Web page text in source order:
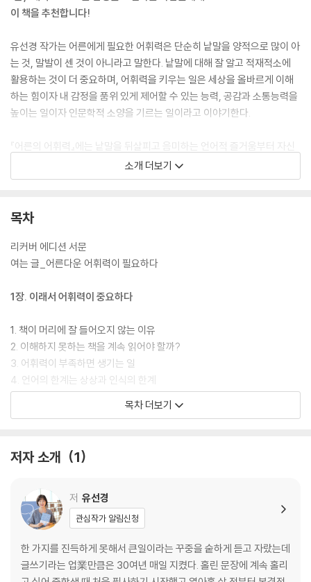
이 책을 추천합니다!
유선경 작가는 어른에게 필요한 어휘력은 단순히 낱말을 양적으로 많이 아
는 것, 말발이 센 것이 아니라고 말한다. 낱말에 대해 잘 알고 적재적소에
활용하는 것이 더 중요하며, 어휘력을 키우는 일은 세상을 올바르게 이해
하는 힘이자 내 감정을 품위 있게 제어할 수 있는 능력, 공감과 소통능력을
높이는 일이자 인문학적 소양을 기르는 일이라고 이야기한다.
『어른의 어휘력』에는 낱말을 뒤살피고 음미하는 언어적 즐거움부터 자신
의 생각과 감정을 적절한 어휘로 표현하는 기쁨, 대상과 사물에 대한 새로
운 시각을 깨우는 흥분, 타인의 마음을 두드리는 설렘으로 가득하다. 또 작
을 읽는 것만으로도 미처 발견하지 못했던 수많은 어휘를 발견하는 희열을
정의를 통해 문장에서 다른 낱말과 함께 배치했을 때 의미나 어감이 어떻
게 달라지는지 직접 체감하고 문맥을 이해하는 힘을 기르게 될 것이다. 작
관심이 많은 사람, 프레젠테이션과 회의가 부담스러운 직장인, 사회생활
을 앞두고 있는 취업 준비생, 그리고 리포트와 과제, 자기소개서 등의 글쓰
기가 걱정인 대학생까지, 그들 모두에게 지금 당장 『어른의 어휘력』을 추
천한다.
소개 더보기
목차
리커버 에디션 서문
여는 글_어른다운 어휘력이 필요하다
1장. 이래서 어휘력이 중요하다
1. 책이 머리에 잘 들어오지 않는 이유
2. 이해하지 못하는 책을 계속 읽어야 할까?
3. 어휘력이 부족하면 생기는 일
4. 언어의 한계는 상상과 인식의 한계
5. 나의 세상은 언어의 한계만큼 작거나 크다
6. 어휘력, 관성만큼 줄고 관심만큼 는다
9. 어휘력이란 체험한 낱말의 총합
2장. 어휘력을 키우는 필수 조건
1. 서로의 말을 이해하지 못한다는 사실을 받아들여라
2. 언어적 직관의 중요성을 이해하라
3. 사물에 쓰는 말과 사람에 하는 말을 구분하라
목차 더보기
저자 소개 1
저 유선경
관심작가 알림신청
한 가지를 진득하게 못해서 큰일이라는 꾸중을 숱하게 듣고 자랐는데
글쓰기라는 업業만큼은 30여년 매일 지켰다. 홀린 문장에 계속 홀리